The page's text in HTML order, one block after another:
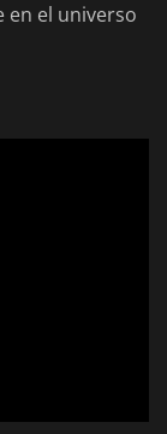
el universo